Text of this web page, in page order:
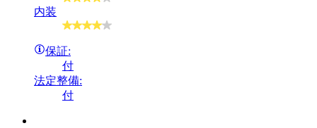
内装
保証:
付
法定整備:
付